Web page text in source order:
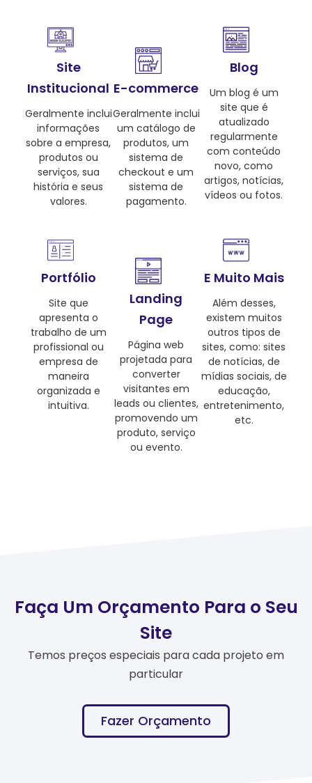
Site
Institucional
Geralmente inclui
informações
sobre a empresa,
produtos ou
serviços, sua
história e seus
valores.
E-commerce
Geralmente inclui
um catálogo de
produtos, um
sistema de
checkout e um
sistema de
pagamento.
Blog
Um blog é um
site que é
atualizado
regularmente
com conteúdo
novo, como
artigos, notícias,
vídeos ou fotos.
Portfólio
Site que
apresenta o
trabalho de um
profissional ou
empresa de
maneira
organizada e
intuitiva.
Landing
Page
Página web
projetada para
converter
visitantes em
leads ou clientes,
promovendo um
produto, serviço
ou evento.
E Muito Mais
Além desses,
existem muitos
outros tipos de
sites, como: sites
de notícias, de
mídias sociais, de
educação,
entretenimento,
etc.
Faça Um Orçamento Para o Seu
Site
Temos preços especiais para cada projeto em
particular
Fazer Orçamento